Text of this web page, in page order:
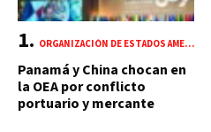
ORGANIZACIÓN DE ESTADOS AMERICANOS (OEA)
Panamá y China chocan en
la OEA por conflicto
portuario y mercante